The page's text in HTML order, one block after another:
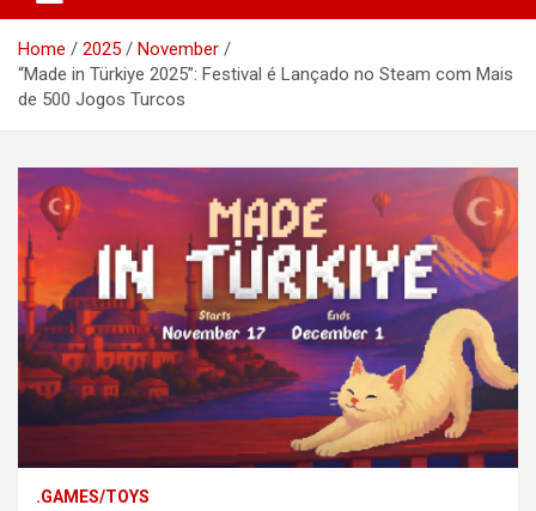
Home 2025
November
“Made in Türkiye 2025”: Festival é Lançado no Steam com Mais
de 500 Jogos Turcos
.GAMES/TOYS